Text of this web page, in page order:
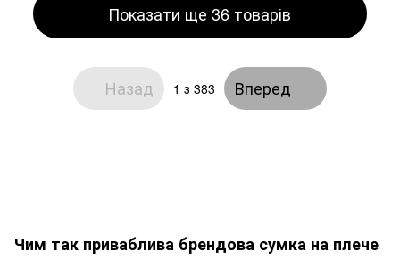
Показати ще 36 товарів
Назад 1 з 383 Вперед
Чим так приваблива брендова сумка на плече